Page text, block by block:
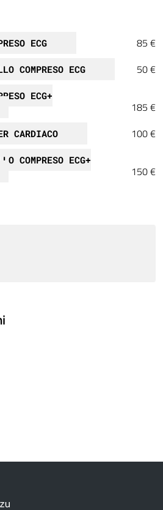
ECG 85 €
COMPRESO ECG 50 €
ECG+
185 €
CARDIACO 100 €
COMPRESO ECG+
150 €